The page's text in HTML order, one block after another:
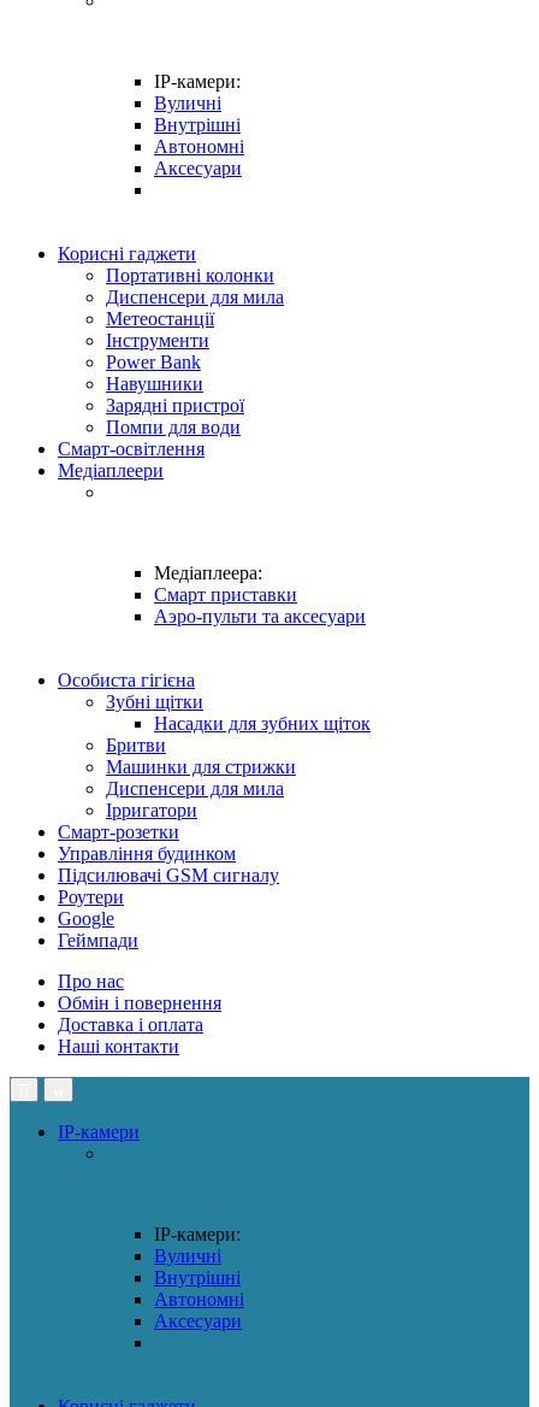
IP-камери:
Вуличні
Внутрішні
Автономні
Аксесуари
Корисні гаджети
Портативні колонки
Диспенсери для мила
Метеостанції
Інструменти
Power Bank
Навушники
Зарядні пристрої
Помпи для води
Смарт-освітлення
Медіаплеери
Медіаплеера:
Смарт приставки
Аэро-пульти та аксесуари
Особиста гігієна
Зубні щітки
Насадки для зубних щіток
Бритви
Машинки для стрижки
Диспенсери для мила
Ірригатори
Смарт-розетки
Управління будинком
Підсилювачі GSM сигналу
Роутери
Google
Геймпади
Про нас
Обмін і повернення
Доставка і оплата
Наші контакти
IP-камери
IP-камери:
Вуличні
Внутрішні
Автономні
Аксесуари